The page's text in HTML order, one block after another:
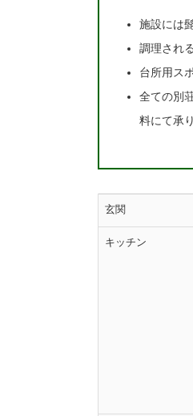
施設には
調理され
台所用ス
全ての別
料にて承
玄関
キッチン